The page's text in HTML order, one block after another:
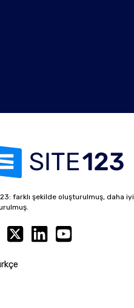
farklı şekilde oluşturulmuş, daha iyi